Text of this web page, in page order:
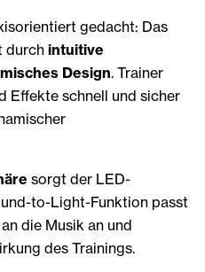
gedacht: Das
durch intuitive
Design. Trainer
Effekte schnell und sicher
sorgt der LED-
to-Light-Funktion passt
die Musik an und
des Trainings.